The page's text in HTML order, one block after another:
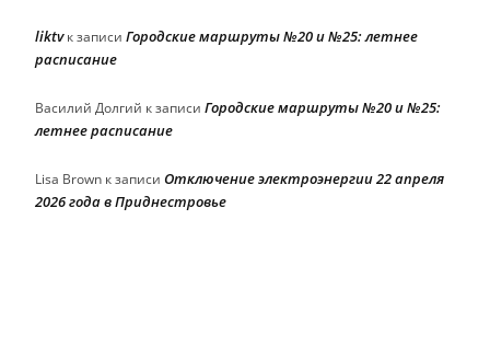
liktvк записи Городские маршруты №20 и №25: летнее
расписание
Василий Долгий к записи Городские маршруты №20 и №25:
летнее расписание
Lisa Brown к записи Отключение электроэнергии 22 апреля
2026 года в Приднестровье